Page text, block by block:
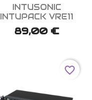
Aperçu rapide
INTUSONIC
INTUPACK VRE11
89,00 €
favorite_border